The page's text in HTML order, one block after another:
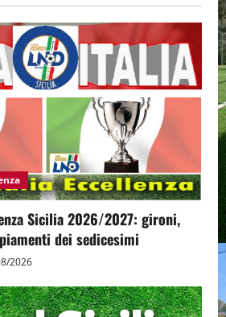
Sicilia 2026/2027: gironi,
dei sedicesimi
2026